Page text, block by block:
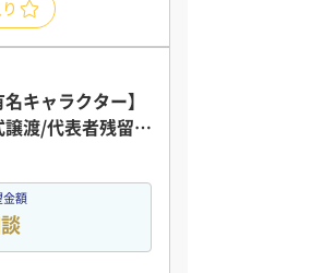
キャラクター】
渡/代表者残留支
金額